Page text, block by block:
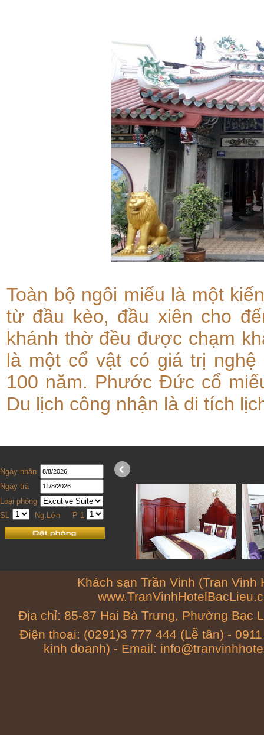
Toàn bộ ngôi miếu là một
từ đầu kèo, đầu xiên cho
khánh thờ đều được chạm
là một cổ vật có giá trị
100 năm. Phước Đức cổ
Du lịch công nhận là di tích
Ngày nhận
Ngày trả
Loại phòng
SL
Ng.Lớn P 1
Khách sạn Trần Vinh (Tran Vinh
Địa chỉ: 85-87 Hai Bà Trưng, Phường Bạc
Điện thoại: (0291)3 777 444 (Lễ tân) -
kinh doanh) - Email: